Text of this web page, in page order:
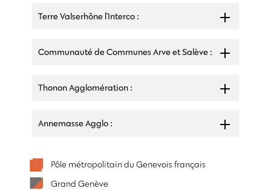
Terre Valserhône l'Interco :
Communauté de Communes Arve et Salève :
Thonon Agglomération :
Annemasse Agglo :
Pôle métropolitain du Genevois français
Grand Genève